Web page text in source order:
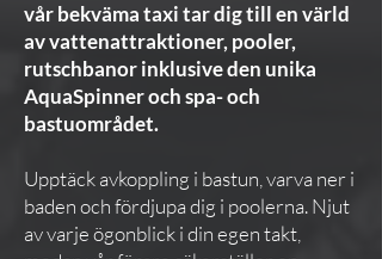
vår bekväma taxi tar dig till en värld
av vattenattraktioner, pooler,
rutschbanor inklusive den unika
AquaSpinner och spa- och
bastuområdet.
Upptäck avkoppling i bastun, varva ner i
baden och fördjupa dig i poolerna. Njut
av varje ögonblick i din egen takt,